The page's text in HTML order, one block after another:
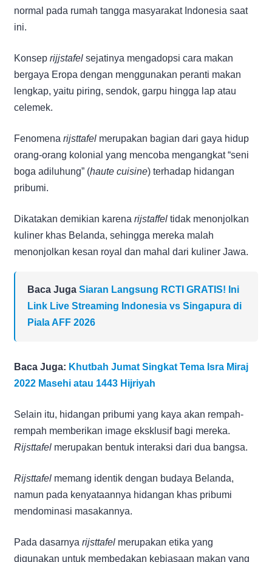
normal pada rumah tangga masyarakat Indonesia saat
ini.
Konsep rijjstafel sejatinya mengadopsi cara makan
bergaya Eropa dengan menggunakan peranti makan
lengkap, yaitu piring, sendok, garpu hingga lap atau
celemek.
Fenomena rijsttafel merupakan bagian dari gaya hidup
orang-orang kolonial yang mencoba mengangkat “seni
boga adiluhung” (haute cuisine) terhadap hidangan
pribumi.
Dikatakan demikian karena rijstaffel tidak menonjolkan
kuliner khas Belanda, sehingga mereka malah
menonjolkan kesan royal dan mahal dari kuliner Jawa.
Baca Juga Siaran Langsung RCTI GRATIS! Ini
Link Live Streaming Indonesia vs Singapura di
Piala AFF 2026
Baca Juga: Khutbah Jumat Singkat Tema Isra Miraj
2022 Masehi atau 1443 Hijriyah
Selain itu, hidangan pribumi yang kaya akan rempah-
rempah memberikan image eksklusif bagi mereka.
Rijsttafel merupakan bentuk interaksi dari dua bangsa.
Rijsttafel memang identik dengan budaya Belanda,
namun pada kenyataannya hidangan khas pribumi
mendominasi masakannya.
Pada dasarnya rijsttafel merupakan etika yang
digunakan untuk membedakan kebiasaan makan yang